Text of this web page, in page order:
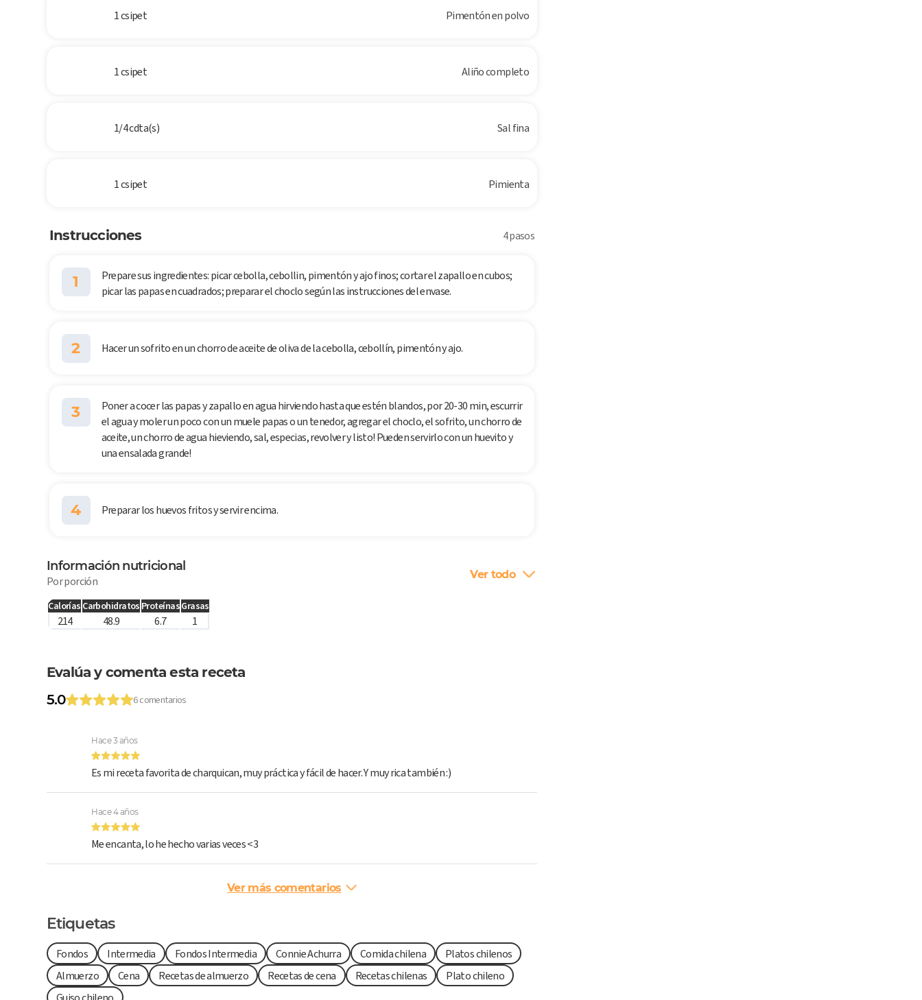
1 csipet Pimentón en polvo
1 csipet Aliño completo
1/4 cdta(s) Sal fina
1 csipet Pimienta
Instrucciones 4 pasos
1
Prepare sus ingredientes: picar cebolla, cebollin, pimentón y ajo finos; cortar el zapallo en cubos;
picar las papas en cuadrados; preparar el choclo según las instrucciones del envase.
2 Hacer un sofrito en un chorro de aceite de oliva de la cebolla, cebollín, pimentón y ajo.
3
Poner a cocer las papas y zapallo en agua hirviendo hasta que estén blandos, por 20-30 min, escurrir
el agua y moler un poco con un muele papas o un tenedor, agregar el choclo, el sofrito, un chorro de
aceite, un chorro de agua hieviendo, sal, especias, revolver y listo! Pueden servirlo con un huevito y
una ensalada grande!
4 Preparar los huevos fritos y servir encima.
Información nutricional
Por porción Ver todo
Calorías Carbohidratos ProteínasGrasas
214 48.9 6.7 1
Evalúa y comenta esta receta
5.0
6 comentarios
Hace 3 años
Es mi receta favorita de charquican, muy práctica y fácil de hacer. Y muy rica también :)
Hace 4 años
Me encanta, lo he hecho varias veces <3
Ver más comentarios
Etiquetas
Fondos Intermedia Fondos Intermedia Connie Achurra Comida chilena
Platos chilenos
Almuerzo
Cena Recetas de almuerzo Recetas de cena Recetas chilenas
Plato chileno